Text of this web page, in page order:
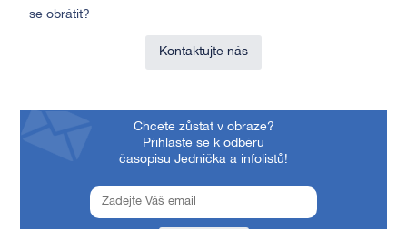
se obrátit?
Kontaktujte nás
Chcete zůstat v obraze?
Přihlaste se k odběru
časopisu Jednička a infolistů!